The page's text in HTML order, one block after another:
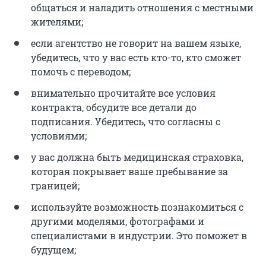
общаться и наладить отношения с местными
жителями;
если агентство не говорит на вашем языке,
убедитесь, что у вас есть кто-то, кто сможет
помочь с переводом;
внимательно прочитайте все условия
контракта, обсудите все детали до
подписания. Убедитесь, что согласны с
условиями;
у вас должна быть медицинская страховка,
которая покрывает ваше пребывание за
границей;
используйте возможность познакомиться с
другими моделями, фотографами и
специалистами в индустрии. Это поможет в
будущем;